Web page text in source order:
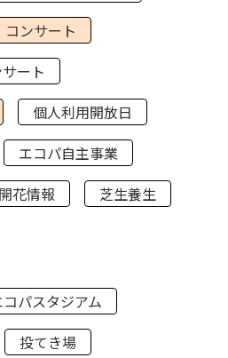
コンサート
ート
個人利用開放日
エコパ自主事業
開花情報 芝生養生
コパスタジアム
投てき場